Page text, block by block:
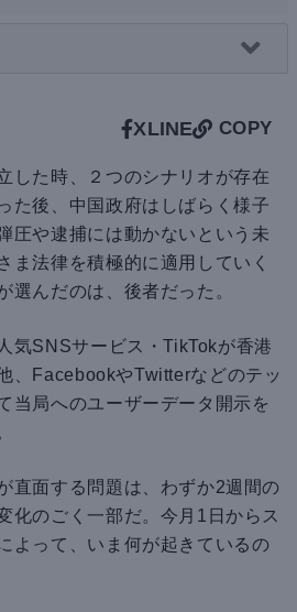
XLINE COPY
した時、２つのシナリオが存在
た後、中国政府はしばらく様子
圧や逮捕には動かないという未
ま法律を積極的に適用していく
選んだのは、後者だった。
気SNSサービス・TikTokが香港
、FacebookやTwitterなどのテッ
当局へのユーザーデータ開示を
直面する問題は、わずか2週間の
化のごく一部だ。今月1日からス
よって、いま何が起きているの